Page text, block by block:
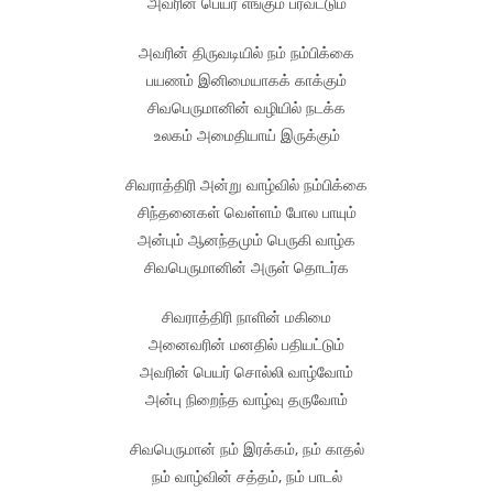
அவரின் திருவடியில் நம் நம்பிக்கை
பயணம் இனிமையாகக் காக்கும்
சிவபெருமானின் வழியில் நடக்க
உலகம் அமைதியாய் இருக்கும்
சிவராத்திரி அன்று வாழ்வில் நம்பிக்கை
சிந்தனைகள் வெள்ளம் போல பாயும்
அன்பும் ஆனந்தமும் பெருகி வாழ்க
சிவபெருமானின் அருள் தொடர்க
சிவராத்திரி நாளின் மகிமை
அனைவரின் மனதில் பதியட்டும்
அவரின் பெயர் சொல்லி வாழ்வோம்
அன்பு நிறைந்த வாழ்வு தருவோம்
சிவபெருமான் நம் இரக்கம், நம் காதல்
நம் வாழ்வின் சத்தம், நம் பாடல்